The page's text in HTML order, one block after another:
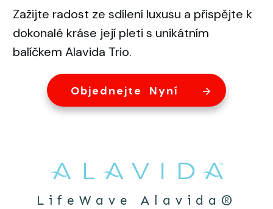
Zažijte radost ze sdílení luxusu a přispějte k
dokonalé kráse její pleti s unikátním
balíčkem Alavida Trio.
Objednejte Nyní
LifeWave Alavida®